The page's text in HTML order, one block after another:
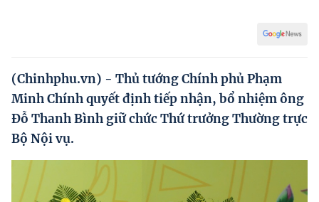
Phát triển kinh tế tư nhân và doanh nghiệp dân tộc
Ocop và chuỗi giá trị Nông sản
Doanh nghiệp dân tộc
(Chinhphu.vn) - Thủ tướng Chính phủ Phạm
Minh Chính quyết định tiếp nhận, bổ nhiệm ông
Đỗ Thanh Bình giữ chức Thứ trưởng Thường trực
Bộ Nội vụ.